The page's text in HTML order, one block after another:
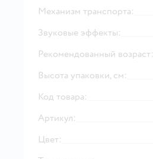
Механизм транспорта:
Звуковые эффекты:
Рекомендованный возраст:
Высота упаковки, см:
Код товара:
Артикул:
Цвет: